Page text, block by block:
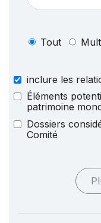
Tout
inclure les
Éléments
patrimoine
Dossiers
Comité